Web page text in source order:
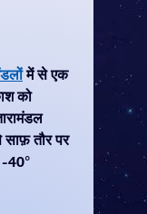
में से एक
को
साफ़ तौर पर
40°